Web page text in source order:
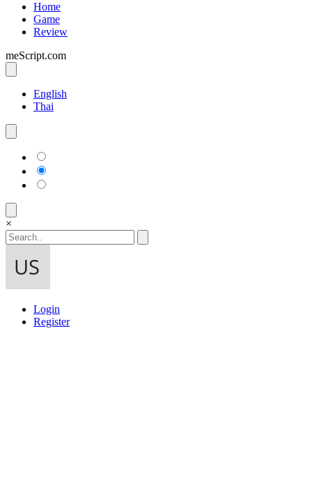
Home
Game
Review
meScript.com
English
Thai
×
Login
Register